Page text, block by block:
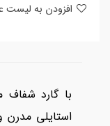
با گارد
استایلی مدرن